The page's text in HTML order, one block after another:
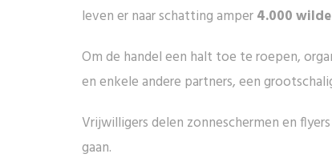
leven er naar schatting amper4.000
Om de handel een halt toe te roepen,
en enkele andere partners, een
Vrijwilligers delen zonneschermen en
gaan.